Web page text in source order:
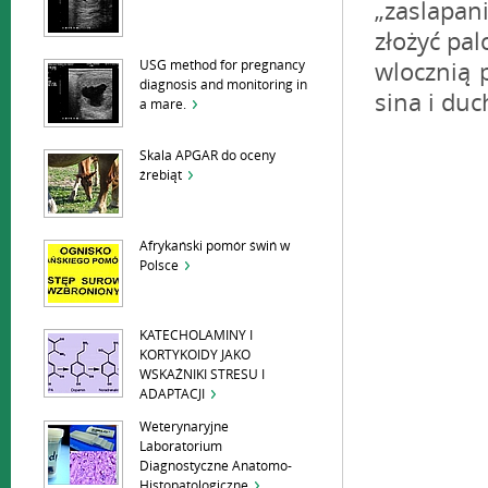
USG method for pregnancy
diagnosis and monitoring in
a mare.
Skala APGAR do oceny
źrebiąt
Afrykański pomór świń w
Polsce
KATECHOLAMINY I
KORTYKOIDY JAKO
WSKAŹNIKI STRESU I
ADAPTACJI
Weterynaryjne
Laboratorium
Diagnostyczne Anatomo-
złożyć
wlocznią
sina i